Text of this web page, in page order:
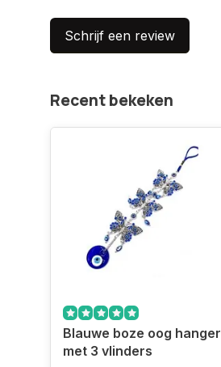
Schrijf een review
Recent bekeken
Blauwe boze oog hanger
met 3 vlinders